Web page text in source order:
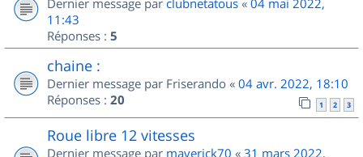
Dernier message par clubnetatous « 04 mai 2022,
11:43
Réponses : 5
chaine :
Dernier message par Friserando « 04 avr. 2022, 18:10
Réponses : 20 1 2 3
Roue libre 12 vitesses
Dernier message par maverick70 « 31 mars 2022,